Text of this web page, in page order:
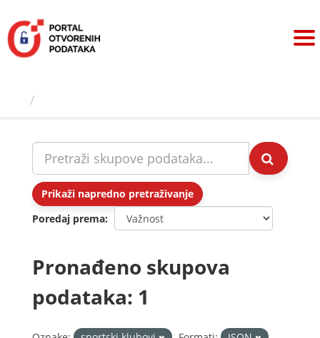
sadržaj
Prikaži napredno pretraživanje
Poredaj prema
Pronađeno skupova
podataka: 1